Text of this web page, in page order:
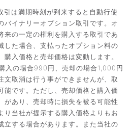
は満期時刻が到来すると自動行使
バイナリーオプション取引です。オ
来の一定の権利を購入する取引であ
した場合、支払ったオプション料の
入価格と売却価格は変動します。
入の場合990円、売却の場合1,000円
文取消は行う事ができませんが、取
能です。ただし、売却価格と購入価
があり、売却時に損失を被る可能性
り当社が提示する購入価格よりもお
立する場合があります。また当社の